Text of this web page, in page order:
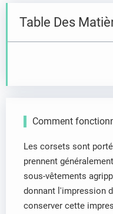
Table Des
Comment
Les corsets sont
prennent
sous-vêtements
donnant l'impression
conserver cette